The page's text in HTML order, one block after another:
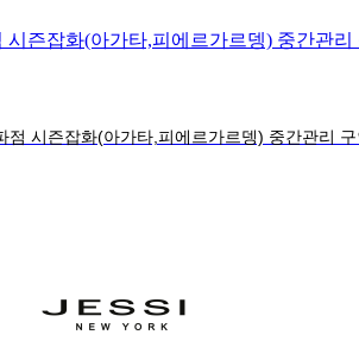
점 시즌잡화(아가타,피에르가르뎅) 중간관리 구